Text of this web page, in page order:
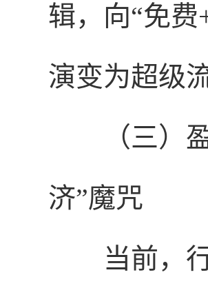
辑，向“免
演变为超级
（三）
济”魔咒
当前，